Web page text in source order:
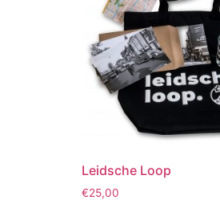
Leidsche Loop
€25,00